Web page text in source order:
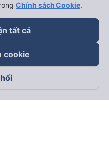
Chính sách Cookie.
tất cả
cookie